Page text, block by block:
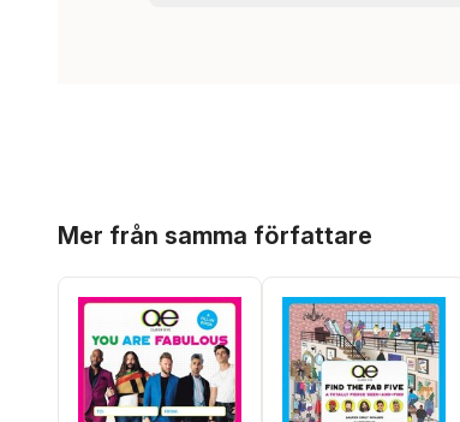
Mer från samma författare